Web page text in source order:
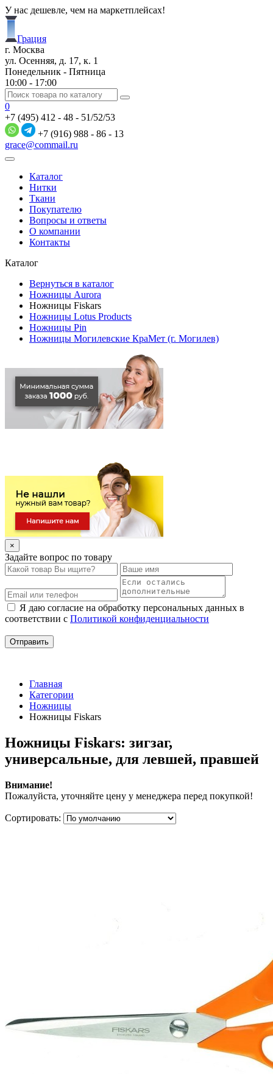
У нас дешевле, чем на маркетплейсах!
Грация
г. Москва
ул. Осенняя, д. 17, к. 1
Понедельник - Пятница
10:00 - 17:00
0
+7 (495) 412 - 48 - 51/52/53
+7 (916) 988 - 86 - 13
grace@commail.ru
Каталог
Нитки
Ткани
Покупателю
Вопросы и ответы
О компании
Контакты
Каталог
Вернуться в каталог
Ножницы Aurora
Ножницы Fiskars
Ножницы Lotus Products
Ножницы Pin
Ножницы Могилевские КраМет (г. Могилев)
×
Задайте вопрос по товару
Я даю согласие на обработку персональных данных в
соответствии с Политикой конфиденциальности
Главная
Категории
Ножницы
Ножницы Fiskars
Ножницы Fiskars: зигзаг,
универсальные, для левшей, правшей
Внимание!
Пожалуйста, уточняйте цену у менеджера перед покупкой!
Сортировать: